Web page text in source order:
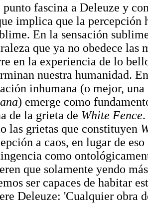
punto fascina a Deleuze y
implica que la percepción
En la sensación
que ya no obedece las
en la experiencia de lo
nuestra humanidad.
inhumana (o mejor,
) emerge como
de la grieta de White Fence
las grietas que constituyen
a caos, en lugar de
como
que solamente yendo
ser capaces de habitar
Deleuze: 'Cualquier obra